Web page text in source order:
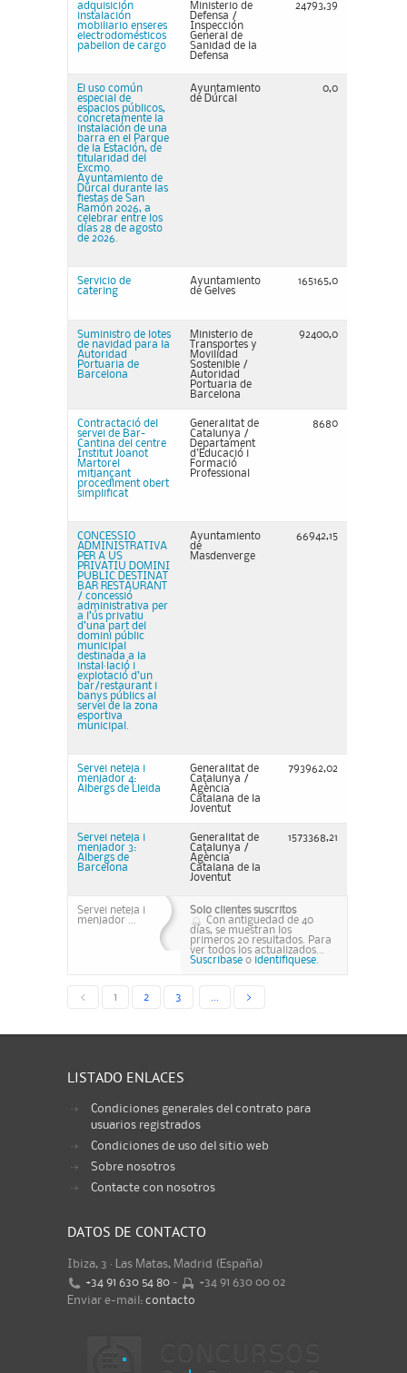
adquisición
instalación
mobiliario enseres
electrodomésticos
pabellon de cargo
Ministerio de
Defensa /
Inspección
General de
Sanidad de la
Defensa
24793,39
El uso común
especial de
espacios públicos,
concretamente la
instalación de una
barra en el Parque
de la Estación, de
titularidad del
Excmo.
Ayuntamiento de
Dúrcal durante las
fiestas de San
Ramón 2026, a
celebrar entre los
días 28 de agosto
de 2026.
Ayuntamiento
de Dúrcal
0,0
Servicio de
catering
Ayuntamiento
de Gelves
165165,0
Suministro de lotes
de navidad para la
Autoridad
Portuaria de
Barcelona
Ministerio de
Transportes y
Movilidad
Sostenible /
Autoridad
Portuaria de
Barcelona
92400,0
Contractació del
servei de Bar-
Cantina del centre
Institut Joanot
Martorel
mitjançant
procediment obert
simplificat
Generalitat de
Catalunya /
Departament
d'Educació i
Formació
Professional
8680
CONCESSIO
ADMINISTRATIVA
PER A US
PRIVATIU DOMINI
PUBLIC DESTINAT
BAR RESTAURANT
/ concessió
administrativa per
a l’ús privatiu
d’una part del
domini públic
municipal
destinada a la
instal·lació i
explotació d’un
bar/restaurant i
banys públics al
servei de la zona
esportiva
municipal.
Ayuntamiento
de
Masdenverge
66942,15
Servei neteja i
menjador 4:
Albergs de Lleida
Generalitat de
Catalunya /
Agència
Catalana de la
Joventut
793962,02
Servei neteja i
menjador 3:
Albergs de
Barcelona
Generalitat de
Catalunya /
Agència
Catalana de la
Joventut
1573368,21
Servei neteja i
menjador ...
Solo clientes suscritos
Con antiguedad de 40
días, se muestran los
primeros 20 resultados. Para
ver todos los actualizados...
Suscribase o identifiquese.
< 1 2 3 >
LISTADO ENLACES
Condiciones generales del contrato para
usuarios registrados
Condiciones de uso del sitio web
Sobre nosotros
Contacte con nosotros
DATOS DE CONTACTO
Ibiza, 3 · Las Matas, Madrid (España)
+34 91 630 54 80 -
+34 91 630 00 02
Enviar e-mail: contacto